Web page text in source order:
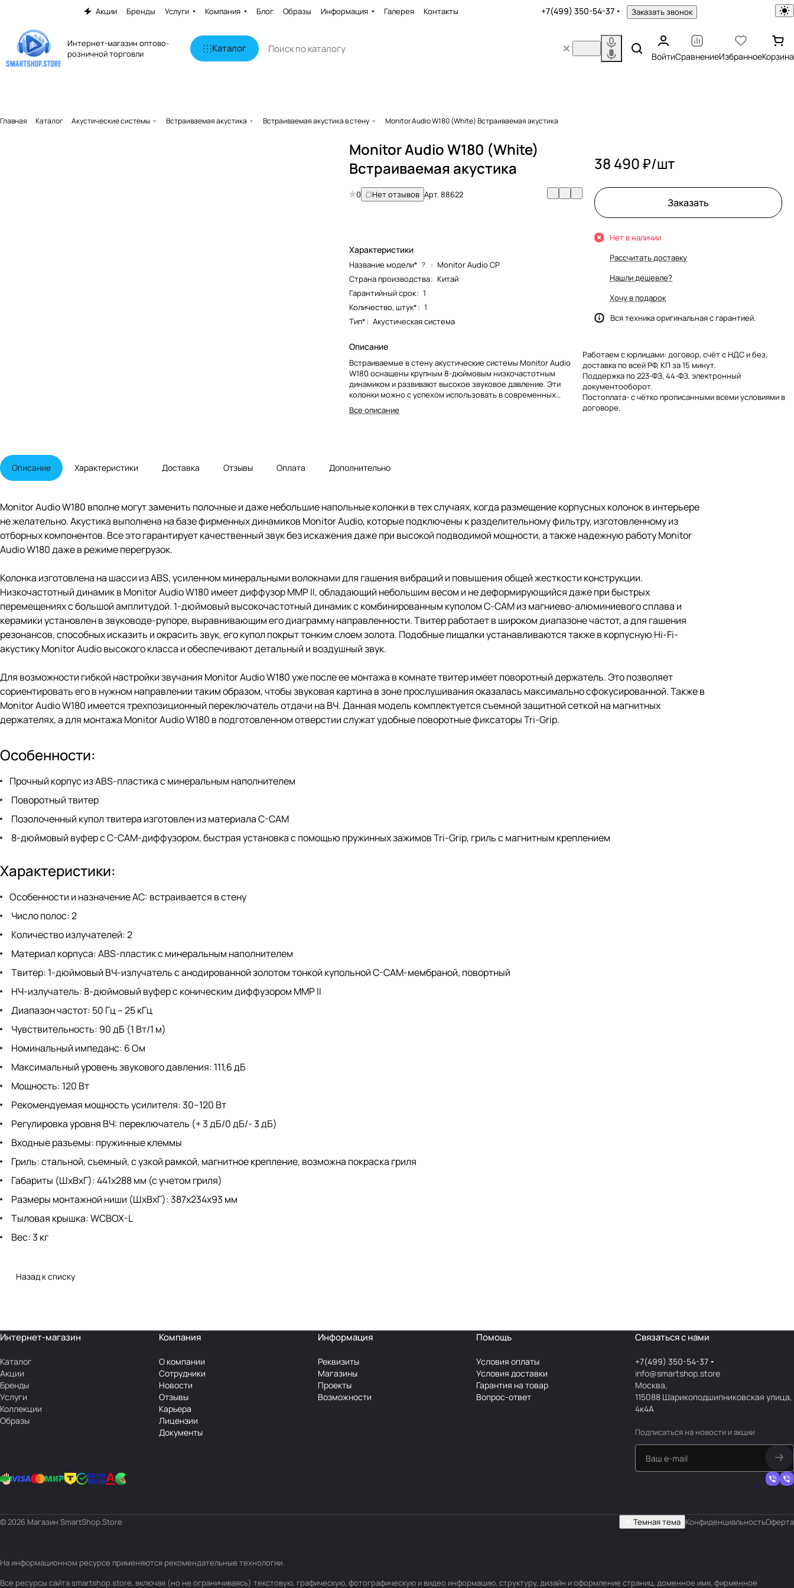
Акции Бренды Услуги Компания Блог Образы Информация Галерея Контакты +7(499) 350-54-37 Заказать звонок
Интернет-магазин оптово-
розничной торговли
Каталог
ВойтиСравнениеИзбранноеКорзина
Главная Каталог Акустические системы Встраиваемая акустика Встраиваемая акустика в стену Monitor Audio W180 (White) Встраиваемая акустика
Monitor Audio W180 (White)
Встраиваемая акустика
0 Нет отзывов Арт.88622
Характеристики
Название модели* ? : Monitor Audio CP
Страна производства: Китай
Гарантийный срок: 1
Количество, штук*: 1
Тип*: Акустическая система
Описание
Встраиваемые в стену акустические системы Monitor Audio
W180 оснащены крупным 8-дюймовым низкочастотным
динамиком и развивают высокое звуковое давление. Эти
колонки можно с успехом использовать в современных
аудиосистемах для качественного воспроизведения музыки,
а также в домашних кинотеатрах.
Все описание
38 490 ₽/шт
Заказать
Нет в наличии
Рассчитать доставку
Нашли дешевле?
Хочу в подарок
Вся техника оригинальная с гарантией.
Работаем с юрлицами: договор, счёт с НДС и без,
доставка по всей РФ, КП за 15 минут.
Поддержка по 223-ФЗ, 44-ФЗ, электронный
документооборот.
Постоплата- с чётко прописанными всеми условиями в
договоре.
Описание Характеристики Доставка Отзывы Оплата Дополнительно
Monitor Audio W180 вполне могут заменить полочные и даже небольшие напольные колонки в тех случаях, когда размещение корпусных колонок в интерьере
не желательно. Акустика выполнена на базе фирменных динамиков Monitor Audio, которые подключены к разделительному фильтру, изготовленному из
отборных компонентов. Все это гарантирует качественный звук без искажения даже при высокой подводимой мощности, а также надежную работу Monitor
Audio W180 даже в режиме перегрузок.
Колонка изготовлена на шасси из ABS, усиленном минеральными волокнами для гашения вибраций и повышения общей жесткости конструкции.
Низкочастотный динамик в Monitor Audio W180 имеет диффузор MMP II, обладающий небольшим весом и не деформирующийся даже при быстрых
перемещениях с большой амплитудой. 1-дюймовый высокочастотный динамик с комбинированным куполом С-CAM из магниево-алюминиевого сплава и
керамики установлен в звуководе-рупоре, выравнивающим его диаграмму направленности. Твитер работает в широком диапазоне частот, а для гашения
резонансов, способных исказить и окрасить звук, его купол покрыт тонким слоем золота. Подобные пищалки устанавливаются также в корпусную Hi-Fi-
акустику Monitor Audio высокого класса и обеспечивают детальный и воздушный звук.
Для возможности гибкой настройки звучания Monitor Audio W180 уже после ее монтажа в комнате твитер имеет поворотный держатель. Это позволяет
сориентировать его в нужном направлении таким образом, чтобы звуковая картина в зоне прослушивания оказалась максимально сфокусированной. Также в
Monitor Audio W180 имеется трехпозиционный переключатель отдачи на ВЧ. Данная модель комплектуется съемной защитной сеткой на магнитных
держателях, а для монтажа Monitor Audio W180 в подготовленном отверстии служат удобные поворотные фиксаторы Tri-Grip.
Особенности:
Прочный корпус из ABS-пластика с минеральным наполнителем
Поворотный твитер
Позолоченный купол твитера изготовлен из материала C-CAM
8-дюймовый вуфер с C-CAM-диффузором, быстрая установка с помощью пружинных зажимов Tri-Grip, гриль с магнитным креплением
Характеристики:
Особенности и назначение АС: встраивается в стену
Число полос: 2
Количество излучателей: 2
Материал корпуса: ABS-пластик с минеральным наполнителем
Твитер: 1-дюймовый ВЧ-излучатель с анодированной золотом тонкой купольной C-CAM-мембраной, повортный
НЧ-излучатель: 8-дюймовый вуфер с коническим диффузором MMP II
Диапазон частот: 50 Гц – 25 кГц
Чувствительность: 90 дБ (1 Вт/1 м)
Номинальный импеданс: 6 Ом
Максимальный уровень звукового давления: 111,6 дБ
Мощность: 120 Вт
Рекомендуемая мощность усилителя: 30–120 Вт
Регулировка уровня ВЧ: переключатель (+ 3 дБ/0 дБ/- 3 дБ)
Входные разъемы: пружинные клеммы
Гриль: стальной, съемный, с узкой рамкой, магнитное крепление, возможна покраска гриля
Габариты (ШхВхГ): 441x288 мм (с учетом гриля)
Размеры монтажной ниши (ШхВхГ): 387х234х93 мм
Тыловая крышка: WСBOX-L
Вес: 3 кг
Назад к списку
Интернет-магазин
Каталог
Акции
Бренды
Услуги
Коллекции
Образы
Компания
О компании
Сотрудники
Новости
Отзывы
Карьера
Лицензии
Документы
Информация
Реквизиты
Магазины
Проекты
Возможности
Помощь
Условия оплаты
Условия доставки
Гарантия на товар
Вопрос-ответ
Связаться с нами
+7(499) 350-54-37
info@smartshop.store
Москва,
115088 Шарикоподшипниковская улица,
4к4А
Подписаться на новости и акции
© 2026 Магазин SmartShop.Store Темная тема КонфиденциальностьОферта
На информационном ресурсе применяются рекомендательные технологии.
Все ресурсы сайта smartshop.store, включая (но не ограничиваясь) текстовую, графическую, фотографическую и видео информацию, структуру, дизайн и оформление страниц, доменное имя, фирменное